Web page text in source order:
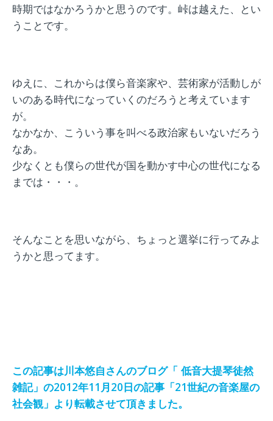
時期ではなかろうかと思うのです。峠は越えた、とい
うことです。
ゆえに、これからは僕ら音楽家や、芸術家が活動しが
いのある時代になっていくのだろうと考えています
が。
なかなか、こういう事を叫べる政治家もいないだろう
なあ。
少なくとも僕らの世代が国を動かす中心の世代になる
までは・・・。
そんなことを思いながら、ちょっと選挙に行ってみよ
うかと思ってます。
この記事は川本悠自さんのブログ「 低音大提琴徒然
雑記」の2012年11月20日の記事「21世紀の音楽屋の
社会観」より転載させて頂きました。